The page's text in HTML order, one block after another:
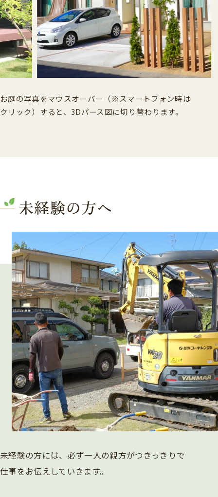
お庭の写真をマウスオーバー（※スマートフォン時は
クリック）すると、3Dパース図に切り替わります。
未経験の方へ
未経験の方には、必ず一人の親方がつきっきりで
仕事をお伝えしていきます。